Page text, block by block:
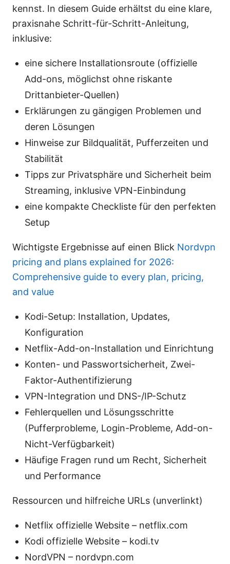
kennst. In diesem Guide erhältst du eine klare,
praxisnahe Schritt-für-Schritt-Anleitung,
inklusive:
eine sichere Installationsroute (offizielle
Add-ons, möglichst ohne riskante
Drittanbieter-Quellen)
Erklärungen zu gängigen Problemen und
deren Lösungen
Hinweise zur Bildqualität, Pufferzeiten und
Stabilität
Tipps zur Privatsphäre und Sicherheit beim
Streaming, inklusive VPN-Einbindung
eine kompakte Checkliste für den perfekten
Setup
Wichtigste Ergebnisse auf einen Blick Nordvpn
pricing and plans explained for 2026:
Comprehensive guide to every plan, pricing,
and value
Kodi-Setup: Installation, Updates,
Konfiguration
Netflix-Add-on-Installation und Einrichtung
Konten- und Passwortsicherheit, Zwei-
Faktor-Authentifizierung
VPN-Integration und DNS-/IP-Schutz
Fehlerquellen und Lösungsschritte
(Pufferprobleme, Login-Probleme, Add-on-
Nicht-Verfügbarkeit)
Häufige Fragen rund um Recht, Sicherheit
und Performance
Ressourcen und hilfreiche URLs (unverlinkt)
Netflix offizielle Website – netflix.com
Kodi offizielle Website – kodi.tv
NordVPN – nordvpn.com